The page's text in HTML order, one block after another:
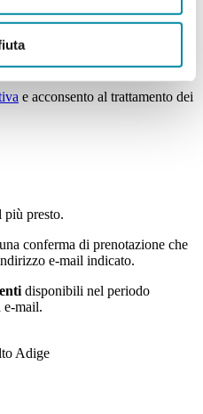
e acconsento al trattamento dei
più presto.
conferma di prenotazione che
e-mail indicato.
disponibili nel periodo
e-mail.
Adige